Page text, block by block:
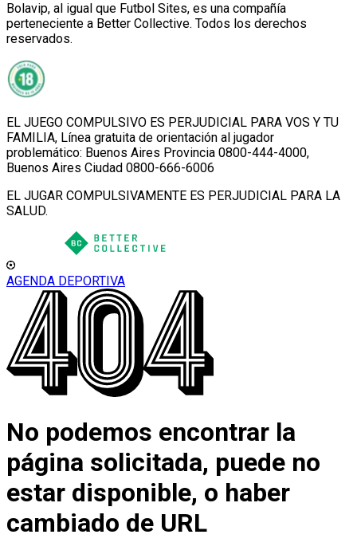
Bolavip, al igual que Futbol Sites, es una compañía
perteneciente a Better Collective. Todos los derechos
reservados.
EL JUEGO COMPULSIVO ES PERJUDICIAL PARA VOS Y TU
FAMILIA, Línea gratuita de orientación al jugador
problemático: Buenos Aires Provincia 0800-444-4000,
Buenos Aires Ciudad 0800-666-6006
EL JUGAR COMPULSIVAMENTE ES PERJUDICIAL PARA LA
SALUD.
AGENDA DEPORTIVA
No podemos encontrar la
página solicitada, puede no
estar disponible, o haber
cambiado de URL